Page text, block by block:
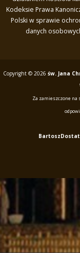
Kodeksie Prawa
Polski w sprawie
danych
Copyright © 2026 św. Jana
Za zamieszczone na